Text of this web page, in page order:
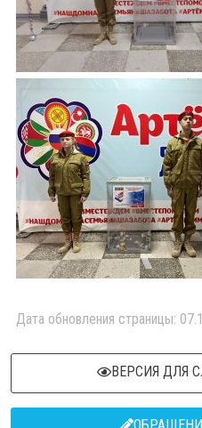
Дата обновления страницы:
ВЕРСИЯ ДЛЯ